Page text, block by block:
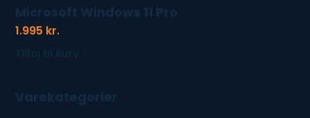
Microsoft Windows 11 Pro
1.995 kr.
Tilføj til kurv
Varekategorier